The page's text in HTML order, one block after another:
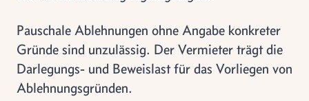
Pauschale Ablehnungen ohne Angabe konkreter
Gründe sind unzulässig. Der Vermieter trägt die
Darlegungs- und Beweislast für das Vorliegen von
Ablehnungsgründen.